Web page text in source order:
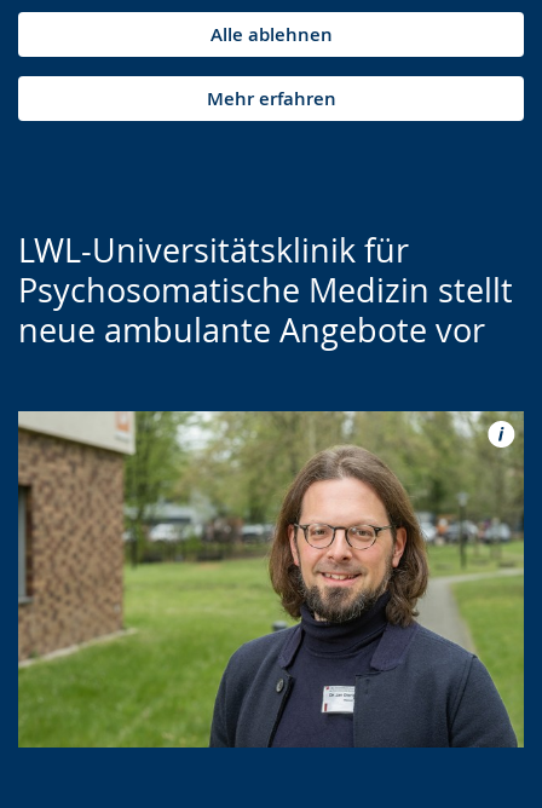
Alle ablehnen
Mehr erfahren
LWL-Universitätsklinik für
Psychosomatische Medizin stellt
neue ambulante Angebote vor